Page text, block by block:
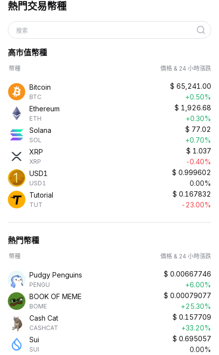
熱門交易幣種
搜索
高市值幣種
幣種 價格 & 24 小時漲跌
Bitcoin
BTC
$ 65,241.00
+0.50%
Ethereum
ETH
$ 1,926.68
+0.30%
Solana
SOL
$ 77.02
+0.70%
XRP
XRP
$ 1.037
-0.40%
USD1
USD1
$ 0.999602
0.00%
Tutorial
TUT
$ 0.167832
-23.00%
熱門幣種
幣種 價格 & 24 小時漲跌
Pudgy Penguins
PENGU
$ 0.00667746
+6.00%
BOOK OF MEME
BOME
$ 0.00079077
+25.30%
Cash Cat
CASHCAT
$ 0.157709
+33.20%
Sui
SUI
$ 0.695057
0.00%